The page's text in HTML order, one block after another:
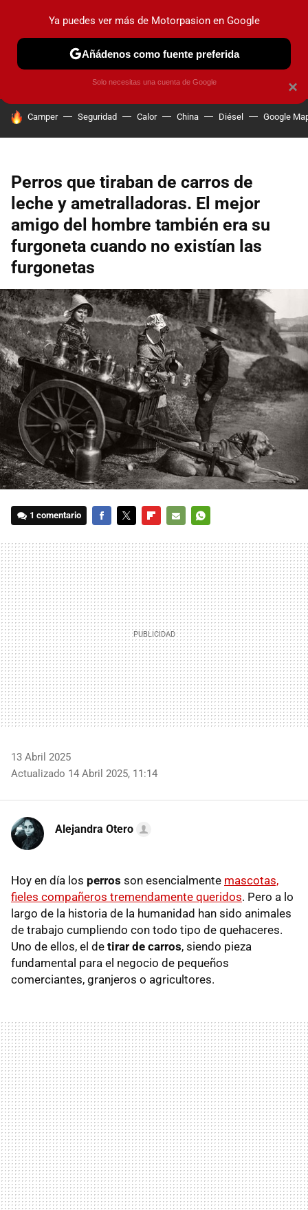
PRUEBAS COCHES ELÉCTRICOS OBSERVATORIO
HOY SE HABLA DE
Camper Seguridad Calor China Diésel Google
Perros que tiraban de carros de
leche y ametralladoras. El mejor
amigo del hombre también era su
furgoneta cuando no existían las
furgonetas
1 comentario
MAIL
13 Abril 2025
Actualizado 14 Abril 2025, 11:14
Alejandra Otero
Hoy en día los perros son esencialmente mascotas,
fieles compañeros tremendamente queridos. Pero a lo
largo de la historia de la humanidad han sido animales
de trabajo cumpliendo con todo tipo de quehaceres.
Uno de ellos, el de tirar de carros, siendo pieza
fundamental para el negocio de pequeños
comerciantes, granjeros o agricultores.
×
Ya puedes ver más de Motorpasion en Google
Añádenos como fuente preferida
Solo necesitas una cuenta de Google